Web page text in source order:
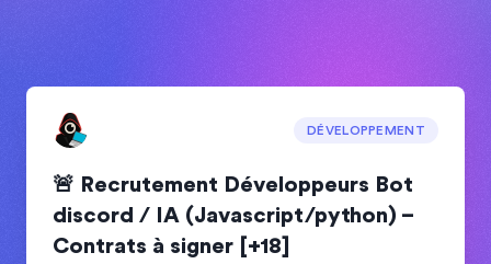
DÉVELOPPEMENT
🚨 Recrutement Développeurs Bot
discord / IA (Javascript/python) –
Contrats à signer [+18]